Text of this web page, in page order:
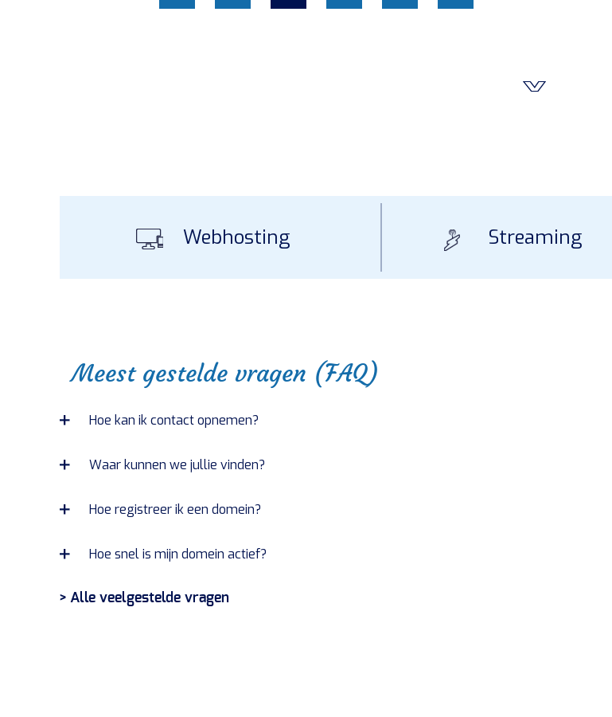
Webhosting Streaming
Meest gestelde vragen (FAQ)
Hoe kan ik contact opnemen?
Waar kunnen we jullie vinden?
Hoe registreer ik een domein?
Hoe snel is mijn domein actief?
> Alle veelgestelde vragen